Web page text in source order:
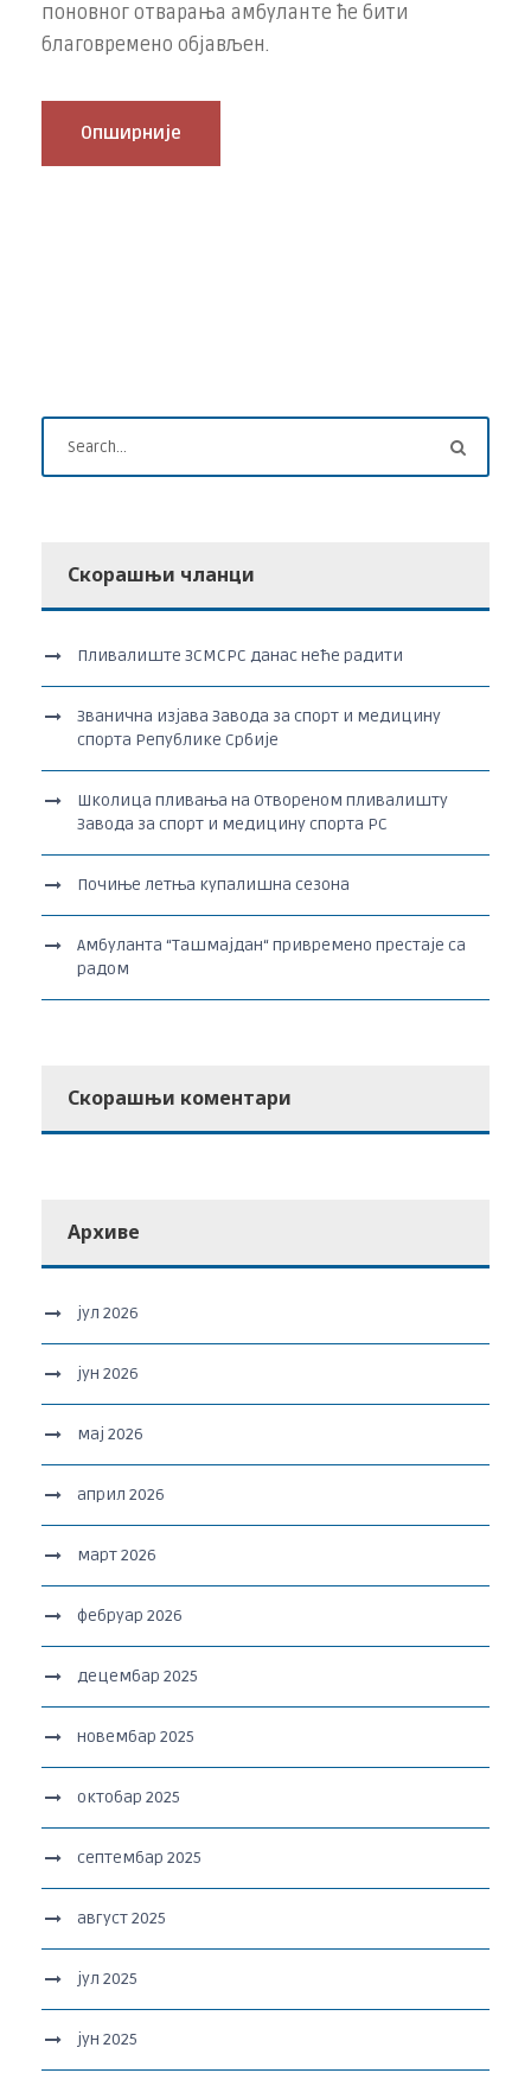
поновног отварања амбуланте ће бити
благовремено објављен.
Опширније
Скорашњи чланци
Пливалиште ЗСМСРС данас неће радити
Званична изјава Завода за спорт и медицину
спорта Републике Србије
Школица пливања на Отвореном пливалишту
Завода за спорт и медицину спорта РС
Почиње летња купалишна сезона
Амбуланта “Ташмајдан“ привремено престаје са
радом
Скорашњи коментари
Архиве
јул 2026
јун 2026
мај 2026
април 2026
март 2026
фебруар 2026
децембар 2025
новембар 2025
октобар 2025
септембар 2025
август 2025
јул 2025
јун 2025